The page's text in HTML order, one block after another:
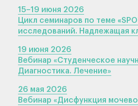
15−19 июня 2026
Цикл семинаров по теме «
исследований. Надлежащая
19 июня 2026
Вебинар «Студенческое
Диагностика. Лечение»
26 мая 2026
Вебинар «Дисфункция